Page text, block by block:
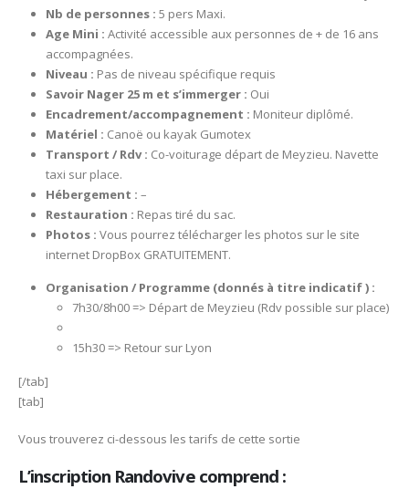
Nb de personnes : 5 pers Maxi.
Age Mini : Activité accessible aux personnes de + de 16 ans
accompagnées.
Niveau : Pas de niveau spécifique requis
Savoir Nager 25 m et s’immerger : Oui
Encadrement/accompagnement : Moniteur diplômé.
Matériel : Canoë ou kayak Gumotex
Transport / Rdv : Co-voiturage départ de Meyzieu. Navette
taxi sur place.
Hébergement : –
Restauration : Repas tiré du sac.
Photos : Vous pourrez télécharger les photos sur le site
internet DropBox GRATUITEMENT.
Organisation / Programme (donnés à titre indicatif ) :
7h30/8h00 => Départ de Meyzieu (Rdv possible sur place)
15h30 => Retour sur Lyon
[/tab]
[tab]
Vous trouverez ci-dessous les tarifs de cette sortie
L’inscription Randovive comprend :